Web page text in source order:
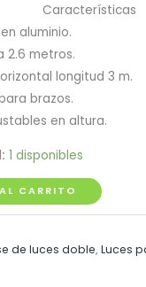
Características
aluminio.
2.6 metros.
longitud 3 m.
brazos.
en altura.
1 disponibles
CARRITO
de luces doble,Luces